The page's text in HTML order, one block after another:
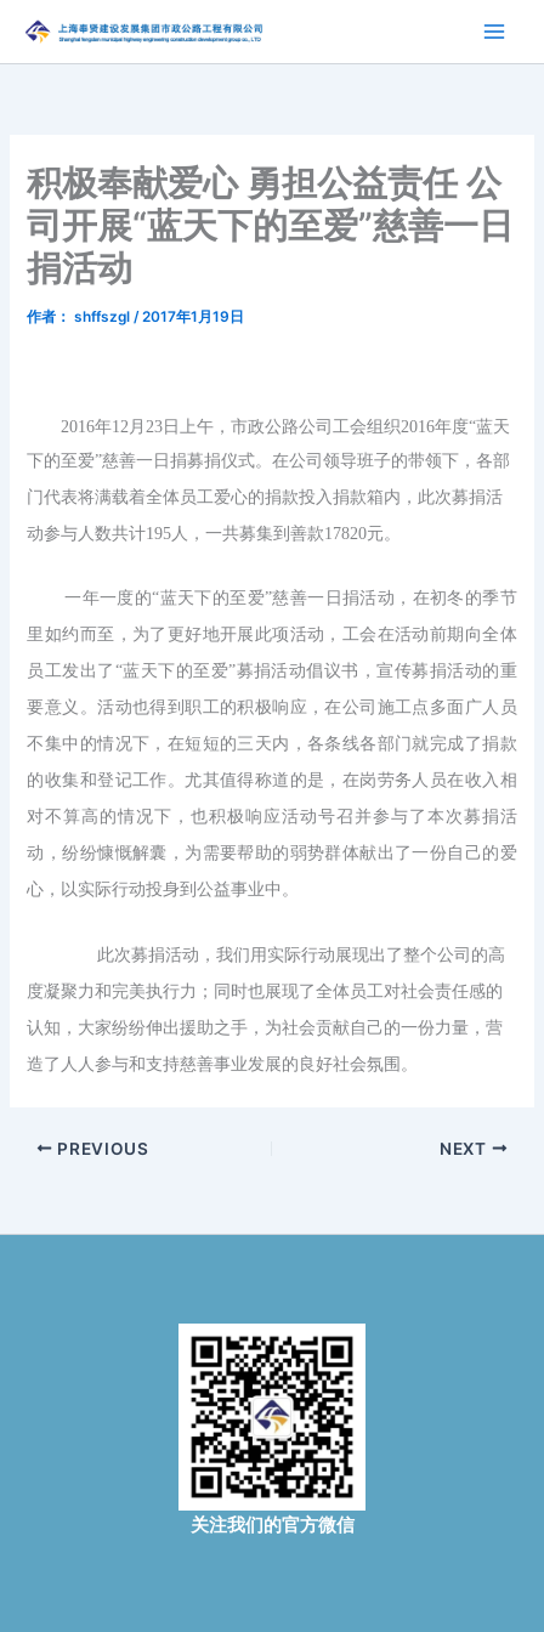
内
积极奉献爱心 勇担公益责任 公
司开展“蓝天下的至爱”慈善一日
捐活动
作者： shffszgl/2017年1月19日
2016年12月23日上午，市政公路公司工会组织2016年度“蓝天
下的至爱”慈善一日捐募捐仪式。在公司领导班子的带领下，各部
门代表将满载着全体员工爱心的捐款投入捐款箱内，此次募捐活
动参与人数共计195人，一共募集到善款17820元。
一年一度的“蓝天下的至爱”慈善一日捐活动，在初冬的季节
里如约而至，为了更好地开展此项活动，工会在活动前期向全体
员工发出了“蓝天下的至爱”募捐活动倡议书，宣传募捐活动的重
要意义。活动也得到职工的积极响应，在公司施工点多面广人员
不集中的情况下，在短短的三天内，各条线各部门就完成了捐款
的收集和登记工作。尤其值得称道的是，在岗劳务人员在收入相
对不算高的情况下，也积极响应活动号召并参与了本次募捐活
动，纷纷慷慨解囊，为需要帮助的弱势群体献出了一份自己的爱
心，以实际行动投身到公益事业中。
此次募捐活动，我们用实际行动展现出了整个公司的高
度凝聚力和完美执行力；同时也展现了全体员工对社会责任感的
认知，大家纷纷伸出援助之手，为社会贡献自己的一份力量，营
造了人人参与和支持慈善事业发展的良好社会氛围。
PREVIOUS NEXT
关注我们的官方微信